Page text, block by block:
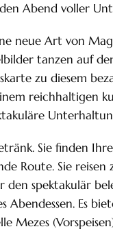
Abend voller
neue Art von
tanzen auf
zu diesem
reichhaltigen
Sie finden
Route. Sie
den spektakulär
Es